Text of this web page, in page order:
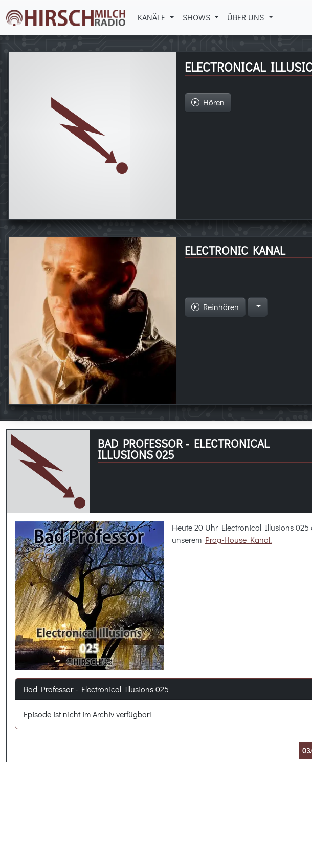
KANÄLE SHOWS ÜBER UNS
ELECTRONICAL
Hören
ELECTRONIC KANAL
Reinhören
BAD PROFESSOR - ELECTRONICAL
ILLUSIONS 025
Heute 20 Uhr Electronical Illusions 025
unserem Prog-House Kanal.
Bad Professor - Electronical Illusions 025
Episode ist nicht im Archiv verfügbar!